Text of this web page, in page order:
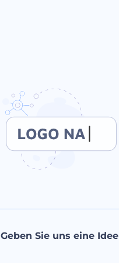
Geben Sie uns eine Idee